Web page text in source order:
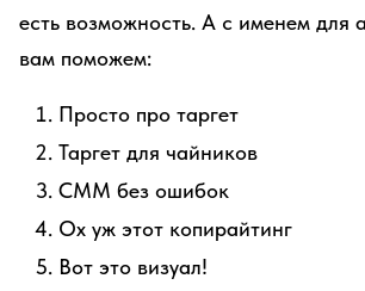
есть возможность. А с именем для
вам поможем:
Просто про таргет
Таргет для чайников
СММ без ошибок
Ох уж этот копирайтинг
Вот это визуал!